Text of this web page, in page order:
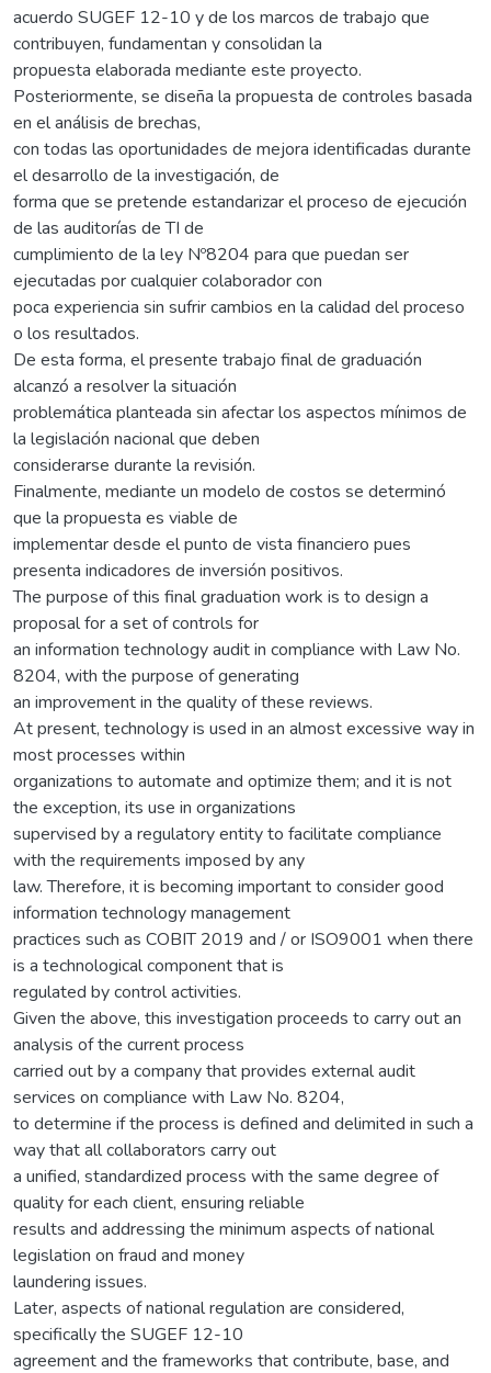
acuerdo SUGEF 12-10 y de los marcos de trabajo que
contribuyen, fundamentan y consolidan la
propuesta elaborada mediante este proyecto.
Posteriormente, se diseña la propuesta de controles basada
en el análisis de brechas,
con todas las oportunidades de mejora identificadas durante
el desarrollo de la investigación, de
forma que se pretende estandarizar el proceso de ejecución
de las auditorías de TI de
cumplimiento de la ley Nº8204 para que puedan ser
ejecutadas por cualquier colaborador con
poca experiencia sin sufrir cambios en la calidad del proceso
o los resultados.
De esta forma, el presente trabajo final de graduación
alcanzó a resolver la situación
problemática planteada sin afectar los aspectos mínimos de
la legislación nacional que deben
considerarse durante la revisión.
Finalmente, mediante un modelo de costos se determinó
que la propuesta es viable de
implementar desde el punto de vista financiero pues
presenta indicadores de inversión positivos.
The purpose of this final graduation work is to design a
proposal for a set of controls for
an information technology audit in compliance with Law No.
8204, with the purpose of generating
an improvement in the quality of these reviews.
At present, technology is used in an almost excessive way in
most processes within
organizations to automate and optimize them; and it is not
the exception, its use in organizations
supervised by a regulatory entity to facilitate compliance
with the requirements imposed by any
law. Therefore, it is becoming important to consider good
information technology management
practices such as COBIT 2019 and / or ISO9001 when there
is a technological component that is
regulated by control activities.
Given the above, this investigation proceeds to carry out an
analysis of the current process
carried out by a company that provides external audit
services on compliance with Law No. 8204,
to determine if the process is defined and delimited in such a
way that all collaborators carry out
a unified, standardized process with the same degree of
quality for each client, ensuring reliable
results and addressing the minimum aspects of national
legislation on fraud and money
laundering issues.
Later, aspects of national regulation are considered,
specifically the SUGEF 12-10
agreement and the frameworks that contribute, base, and